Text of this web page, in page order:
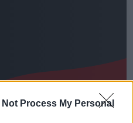
Not Process My Personal